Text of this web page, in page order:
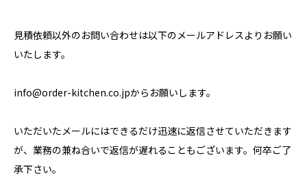
見積依頼以外のお問い合わせは以下のメールアドレスよりお願い
いたします。
info@order-kitchen.co.jpからお願いします。
いただいたメールにはできるだけ迅速に返信させていただきます
が、業務の兼ね合いで返信が遅れることもございます。何卒ご了
承下さい。